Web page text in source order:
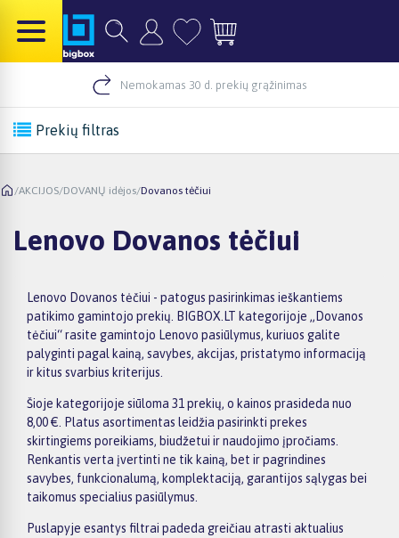
Nemokamas 30 d. prekių grąžinimas
Prekių filtras
/AKCIJOS/DOVANŲ idėjos/Dovanos tėčiui
Lenovo Dovanos tėčiui
Lenovo Dovanos tėčiui - patogus pasirinkimas ieškantiems
patikimo gamintojo prekių. BIGBOX.LT kategorijoje „Dovanos
tėčiui“ rasite gamintojo Lenovo pasiūlymus, kuriuos galite
palyginti pagal kainą, savybes, akcijas, pristatymo informaciją
ir kitus svarbius kriterijus.
Šioje kategorijoje siūloma 31 prekių, o kainos prasideda nuo
8,00 €. Platus asortimentas leidžia pasirinkti prekes
skirtingiems poreikiams, biudžetui ir naudojimo įpročiams.
Renkantis verta įvertinti ne tik kainą, bet ir pagrindines
savybes, funkcionalumą, komplektaciją, garantijos sąlygas bei
taikomus specialius pasiūlymus.
Puslapyje esantys filtrai padeda greičiau atrasti aktualius